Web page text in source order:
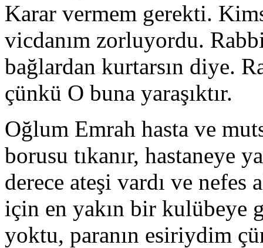
Karar vermem gerekti.
vicdanım zorluyordu.
bağlardan kurtarsın diye.
çünkü O buna yaraşıktır.
Oğlum Emrah hasta ve
borusu tıkanır, hastaneye
derece ateşi vardı ve nefes
için en yakın bir kulübeye
yoktu, paranın esiriydim